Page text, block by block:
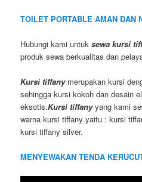
TOILET PORTABLE AMAN DAN
Hubungi kami untuk sewa kursi
produk sewa berkualitas dan
Kursi tiffanymerupakan kursi
sehingga kursi kokoh dan desain
eksotis.Kursi tiffanyyang kami
warna kursi tiffany yaitu : kursi
kursi tiffany silver.
MENYEWAKAN TENDA